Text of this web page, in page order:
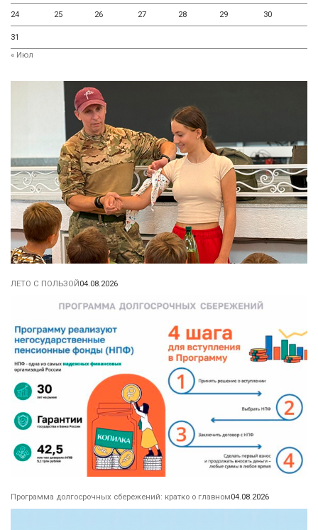
24 25 26 27 28 29 30
31
« Июл
ЛЕТО С ПОЛЬЗОЙ04.08.2026
Программа долгосрочных сбережений: кратко о главном04.08.2026